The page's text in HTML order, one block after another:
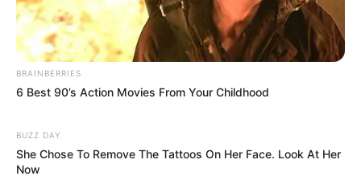
BRAINBERRIES
6 Best 90’s Action Movies From Your Childhood
BUZZ DAY
She Chose To Remove The Tattoos On Her Face. Look At Her
Now